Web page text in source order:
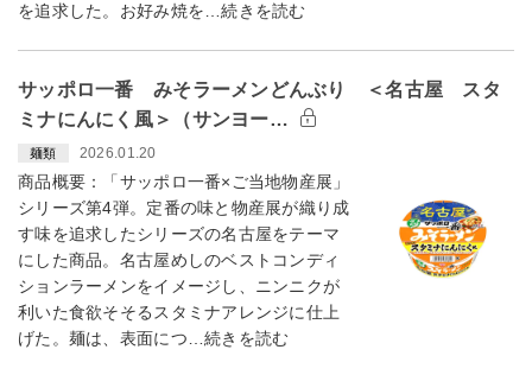
を追求した。お好み焼を…続きを読む
サッポロ一番 みそラーメンどんぶり ＜名古屋 スタ
ミナにんにく風＞（サンヨー…
麺類 2026.01.20
商品概要：「サッポロ一番×ご当地物産展」
シリーズ第4弾。定番の味と物産展が織り成
す味を追求したシリーズの名古屋をテーマ
にした商品。名古屋めしのベストコンディ
ションラーメンをイメージし、ニンニクが
利いた食欲そそるスタミナアレンジに仕上
げた。麺は、表面につ…続きを読む